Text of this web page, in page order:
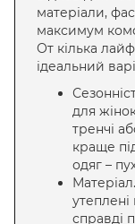
матеріали,
максимум
От кілька
ідеальний
для
тренчі
краще
одяг –
справді